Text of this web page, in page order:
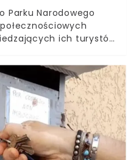
Parku Narodowego
ich turystów
Przypadkowe
tragiczne